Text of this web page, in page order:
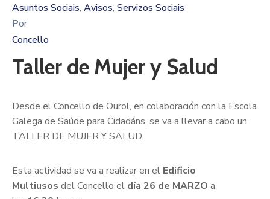
Asuntos Sociais‚ Avisos‚ Servizos Sociais
Por
Concello
Taller de Mujer y Salud
Desde el Concello de Ourol, en colaboración con la Escola
Galega de Saúde para Cidadáns, se va a llevar a cabo un
TALLER DE MUJER Y SALUD.
Esta actividad se va a realizar en el Edificio
Multiusos del Concello el día 26 de MARZO a